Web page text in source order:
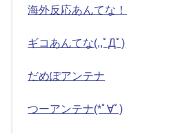
海外反応あんてな！
ギコあんてな(,,ﾟДﾟ)
だめぽアンテナ
つーアンテナ(*ﾟ∀ﾟ)